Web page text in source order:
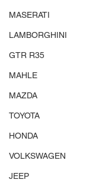
MASERATI
LAMBORGHINI
GTR R35
MAHLE
MAZDA
TOYOTA
HONDA
VOLKSWAGEN
JEEP